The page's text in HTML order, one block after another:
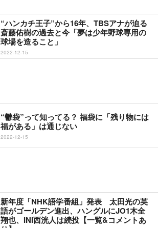
“ハンカチ王子”から16年、TBSアナが迫る
斎藤佑樹の過去と今「夢は少年野球専用の
球場を造ること」
2022-12-15
“鬱袋”って知ってる？ 福袋に「残り物には
福がある」は通じない
2022-12-15
新年度「NHK語学番組」発表 太田光の英
語がゴールデン進出、ハングルにJO1木全
翔也、INI西洸人は続投【一覧&コメントあ